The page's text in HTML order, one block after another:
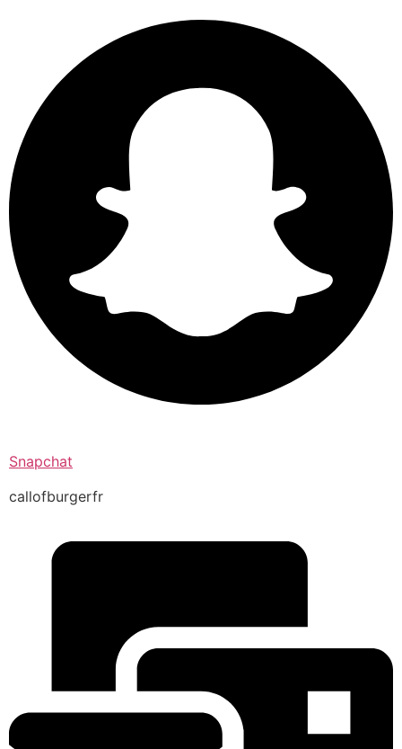
Snapchat
callofburgerfr